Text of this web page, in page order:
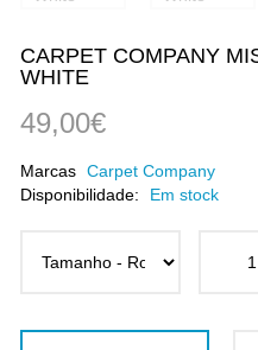
CARPET COMPANY
WHITE
49,00€
Marcas Carpet Company
Disponibilidade:
Em stock